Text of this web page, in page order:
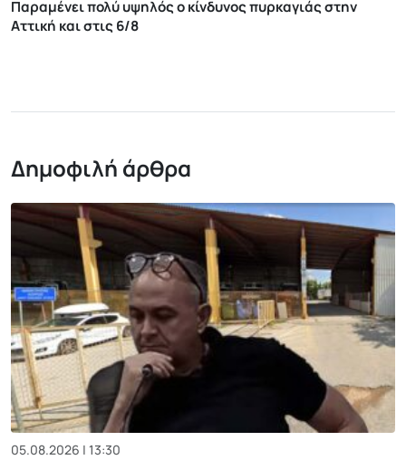
Παραμένει πολύ υψηλός ο κίνδυνος πυρκαγιάς στην
Αττική και στις 6/8
Δημοφιλή άρθρα
05.08.2026 | 13:30